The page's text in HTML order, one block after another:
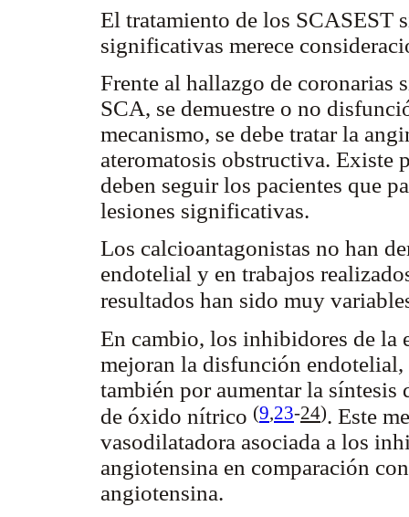
El tratamiento de los SCASEST
significativas merece
Frente al hallazgo de coronarias
SCA, se demuestre o no
mecanismo, se debe tratar la
ateromatosis obstructiva. Existe
deben seguir los pacientes que
lesiones significativas.
Los calcioantagonistas no han
endotelial y en trabajos
resultados han sido muy
En cambio, los inhibidores de la
mejoran la disfunción
también por aumentar la
de óxido nítrico (9,23-24). Este
vasodilatadora asociada a los
angiotensina en comparación
angiotensina.